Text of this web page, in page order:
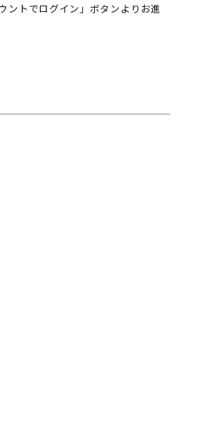
トでログイン」ボタンよりお進